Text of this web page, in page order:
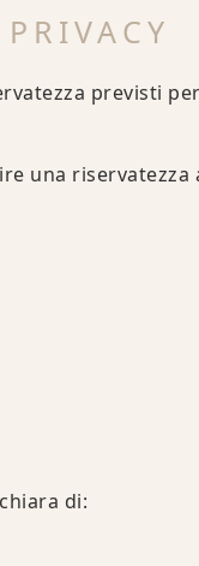
previsti
una riservatezza
di: